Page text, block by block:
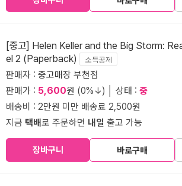
[중고] Helen Keller and the Big Storm:
el 2 (Paperback)
소득공제
판매자 : 중고매장 부천점
판매가 : 5,600원 (0%↓) │ 상태 : 중
배송비 : 2만원 미만 배송료 2,500원
지금 택배로 주문하면 내일 출고 가능
장바구니 바로구매